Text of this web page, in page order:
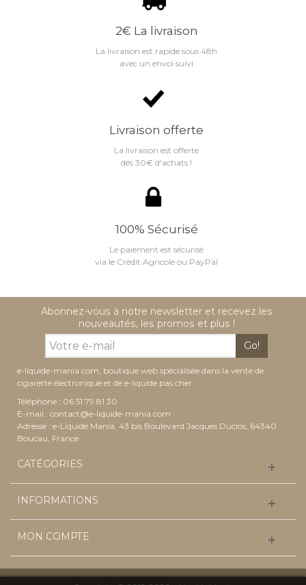
2€ La livraison
La livraison est rapide sous 48h
avec un envoi suivi
Livraison offerte
La livraison est offerte
dés 30€ d'achats !
100% Sécurisé
Le paiement est sécurisé
via le Crédit Agricole ou PayPal
Abonnez-vous à notre newsletter et recevez les
nouveautés, les promos et plus !
Go!
e-liquide-mania.com, boutique web spécialisée dans la vente de
cigarette électronique et de e-liquide pas cher:
Téléphone : 06 51 79 81 30
E-mail : contact@e-liquide-mania.com
Adresse : e-Liquide Mania, 43 bis Boulevard Jacques Duclos, 64340
Boucau, France
CATÉGORIES
INFORMATIONS
MON COMPTE